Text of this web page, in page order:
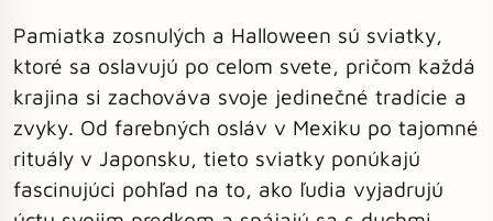
Pamiatka zosnulých a Halloween sú sviatky,
ktoré sa oslavujú po celom svete, pričom každá
krajina si zachováva svoje jedinečné tradície a
zvyky. Od farebných osláv v Mexiku po tajomné
rituály v Japonsku, tieto sviatky ponúkajú
fascinujúci pohľad na to, ako ľudia vyjadrujú